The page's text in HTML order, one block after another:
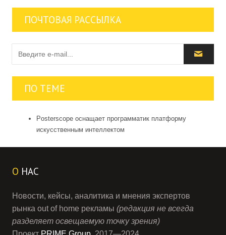
ПОЧТОВАЯ РАССЫЛКА
ПО ТЕМЕ
Posterscope оснащает программатик платформу
искусственным интеллектом
О НАС
Новости, кейсы, аналитика и мнения экспертов
рынка out of home рекламы (редакция не всегда
разделяет освещаемую точку зрения)